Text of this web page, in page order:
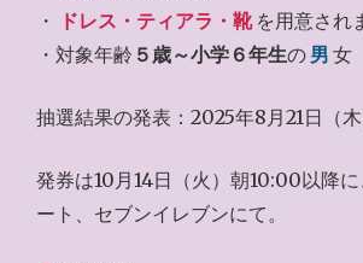
・
ドレス・ティアラ・靴 を用意され
・対象年齢 ５歳～小学６年生の 男 女
抽選結果の発表：2025年8月21日（
発券は10月14日（火）朝10:00以降
ート、セブンイレブンにて。